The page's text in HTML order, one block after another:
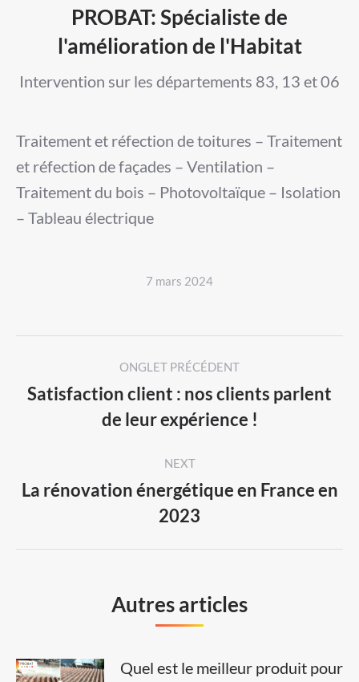
PROBAT: Spécialiste de
l'amélioration de l'Habitat
Intervention sur les départements 83, 13 et 06
Traitement et réfection de toitures – Traitement
et réfection de façades – Ventilation –
Traitement du bois – Photovoltaïque – Isolation
– Tableau électrique
7 mars 2024
navigation
ONGLET PRÉCÉDENT
Previous
post:
Satisfaction client : nos clients parlent
de leur expérience !
NEXT
Next
post:
La rénovation énergétique en France en
2023
Autres articles
Quel est le meilleur produit pour